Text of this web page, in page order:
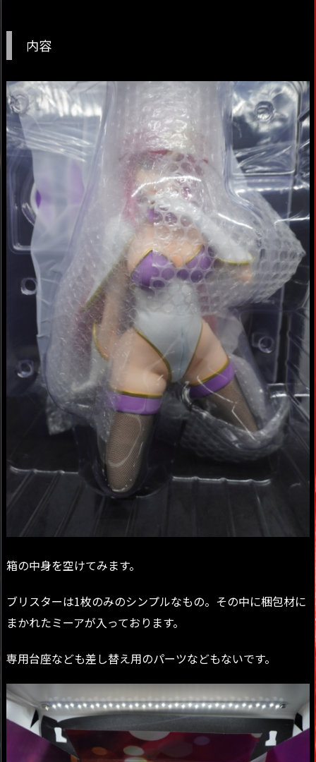
内容
箱の中身を空けてみます。
ブリスターは1枚のみのシンプルなもの。その中に梱包材に
まかれたミーアが入っております。
専用台座なども差し替え用のパーツなどもないです。